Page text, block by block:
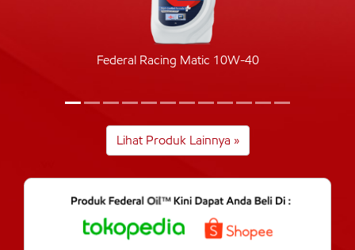
Federal Racing Matic 10W-40
Lihat Produk Lainnya »